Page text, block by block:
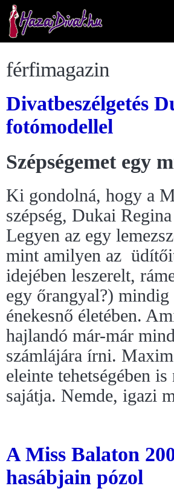
férfimagazin
Divatbeszélgetés
fotómodellel
Szépségemet egy
Ki gondolná, hogy a
szépség, Dukai
Legyen az egy
mint amilyen az
idejében leszerelt,
egy őrangyal?)
énekesnő életében.
hajlandó már-már
számlájára írni.
eleinte tehetségében
sajátja. Nemde, igazi
A Miss Balaton
hasábjain pózol